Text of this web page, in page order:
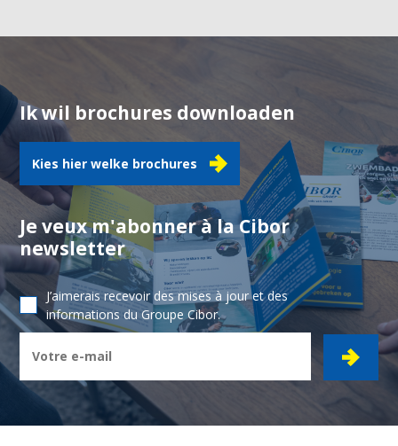
Ik wil brochures downloaden
Kies hier welke brochures
Je veux m'abonner à la Cibor
newsletter
J’aimerais recevoir des mises à jour et des
informations du Groupe Cibor.